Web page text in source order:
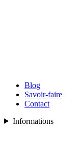
Blog
Savoir-faire
Contact
Informations